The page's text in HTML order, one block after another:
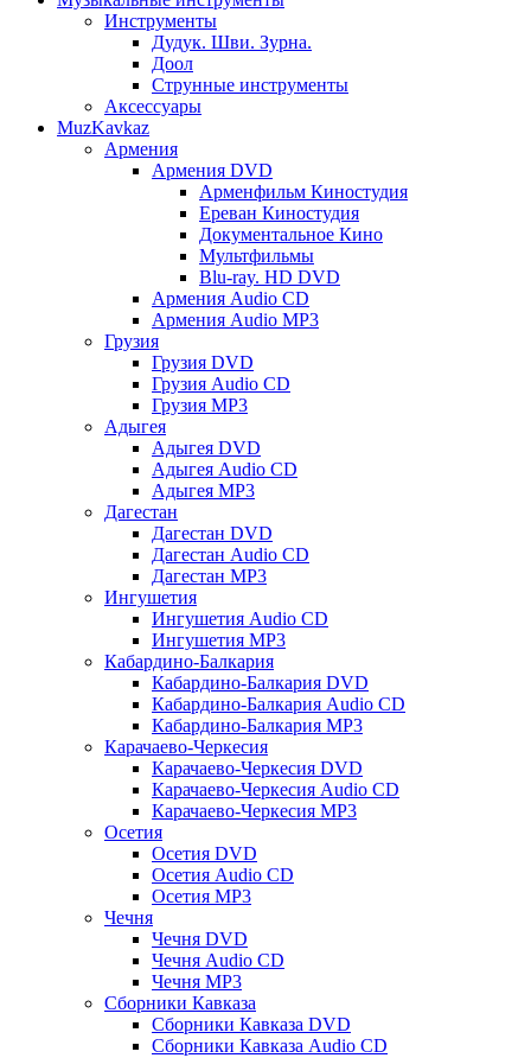
Инструменты
Дудук. Шви. Зурна.
Доол
Струнные инструменты
Аксессуары
MuzKavkaz
Армения
Армения DVD
Арменфильм Киностудия
Ереван Киностудия
Документальное Кино
Мультфильмы
Blu-ray. HD DVD
Армения Audio CD
Армения Audio MP3
Грузия
Грузия DVD
Грузия Audio CD
Грузия MP3
Адыгея
Адыгея DVD
Адыгея Audio CD
Адыгея MP3
Дагестан
Дагестан DVD
Дагестан Audio CD
Дагестан MP3
Ингушетия
Ингушетия Audio CD
Ингушетия MP3
Кабардино-Балкария
Кабардино-Балкария DVD
Кабардино-Балкария Audio CD
Кабардино-Балкария MP3
Карачаево-Черкесия
Карачаево-Черкесия DVD
Карачаево-Черкесия Audio CD
Карачаево-Черкесия MP3
Осетия
Осетия DVD
Осетия Audio CD
Осетия MP3
Чечня
Чечня DVD
Чечня Audio CD
Чечня MP3
Сборники Кавказа
Сборники Кавказа DVD
Сборники Кавказа Audio CD